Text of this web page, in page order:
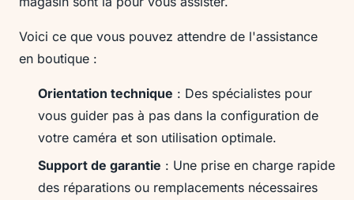
Voici ce que vous pouvez attendre de l'assistance
en boutique :
Orientation technique : Des spécialistes pour
vous guider pas à pas dans la configuration de
votre caméra et son utilisation optimale.
Support de garantie : Une prise en charge rapide
des réparations ou remplacements nécessaires